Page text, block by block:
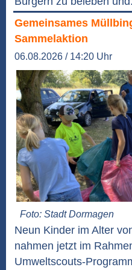
Gemeinsames
Sammelaktion
06.08.2026 / 14:20 Uhr
Foto: Stadt Dormagen
Neun Kinder im Alter
nahmen jetzt im
Umweltscouts-